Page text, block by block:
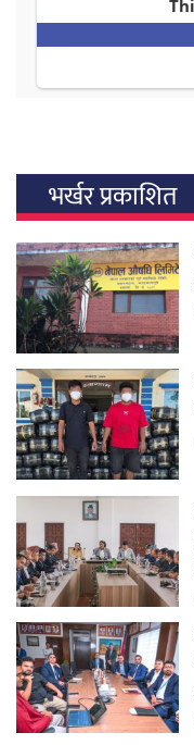
भर्खर प्रकाशित